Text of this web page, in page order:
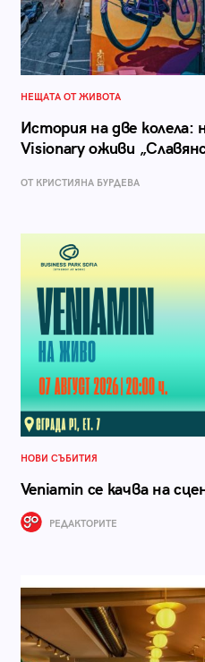
НЕЩАТА ОТ ЖИВОТА
История на две
Visionary оживи
ОТ КРИСТИЯНА БУРДЕВА
НОВИ СЪБИТИЯ
Veniamin се качва на
РЕДАКТОРИТЕ